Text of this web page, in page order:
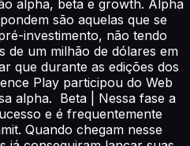
alpha, beta e growth. Alpha
são aquelas que se
investimento, não tendo
de um milhão de dólares em
que durante as edições dos
Play participou do Web
alpha. Beta | Nessa fase a
e é frequentemente
Quando chegam nesse